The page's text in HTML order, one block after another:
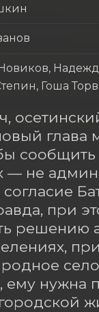
Надежда
Гоша
глава
— не
при
решению
ему